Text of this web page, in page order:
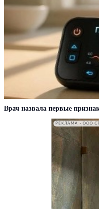
Врач назвала первые